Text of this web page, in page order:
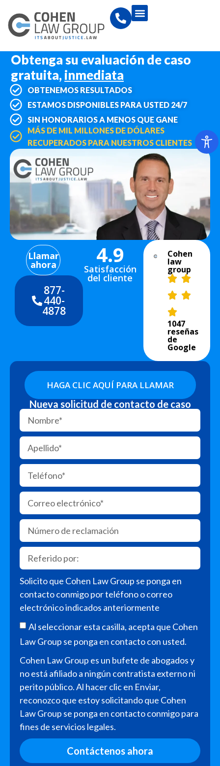
Obtenga su evaluación de caso
gratuita,inmediata
OBTENEMOS RESULTADOS
ESTAMOS DISPONIBLES PARA USTED 24/7
SIN HONORARIOS A MENOS QUE GANE
MÁS DE MIL MILLONES DE DÓLARES
RECUPERADOS PARA NUESTROS CLIENTES
Llamar
ahora
877-
440-
4878
4.9
Satisfacción
del cliente
Cohen
law
group
1047
reseñas
de
Google
HAGA CLIC AQUÍ PARA LLAMAR
Nueva solicitud de contacto de caso
Solicito que Cohen Law Group se ponga en
contacto conmigo por teléfono o correo
electrónico indicados anteriormente
Al seleccionar esta casilla, acepta que Cohen
Law Group se ponga en contacto con usted.
Cohen Law Group es un bufete de abogados y
no está afiliado a ningún contratista externo ni
perito público. Al hacer clic en Enviar,
reconozco que estoy solicitando que Cohen
Law Group se ponga en contacto conmigo para
fines de servicios legales.
Contáctenos ahora